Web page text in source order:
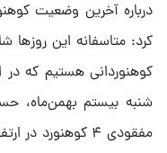
درباره آخرین وضعیت
کرد: متاسفانه این روز‌ها
کوهنوردانی هستیم که در
شنبه بیستم بهمن‌ماه،
مفقودی ۴